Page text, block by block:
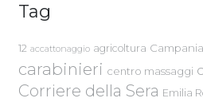
Tag
12 accattonaggio agricoltura Campania
carabinieri centro massaggi
Corriere della Sera Emilia